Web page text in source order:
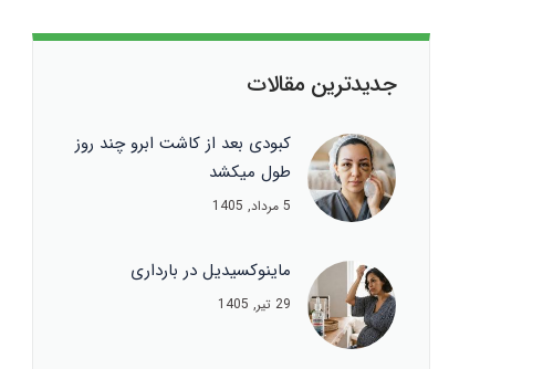
جدیدترین مقالات
کبودی بعد از کاشت ابرو چند روز
طول میکشد
5 مرداد, 1405
ماینوکسیدیل در بارداری
29 تیر, 1405